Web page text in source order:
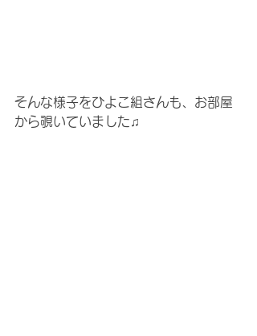
そんな様子をひよこ組さんも、お部屋
から覗いていました♫